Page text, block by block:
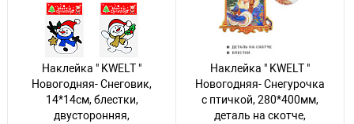
422 товара
Наклейка " KWELT "
Новогодняя- Снеговик,
14*14см, блестки,
двусторонняя,
Наклейка " KWELT "
Новогодняя- Снегурочка
с птичкой, 280*400мм,
деталь на скотче,